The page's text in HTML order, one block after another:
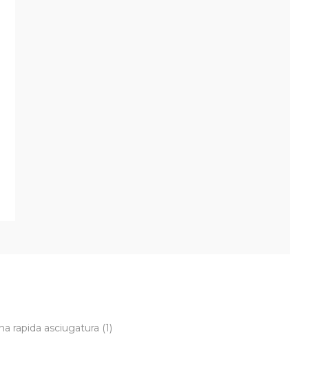
rapida asciugatura (1)